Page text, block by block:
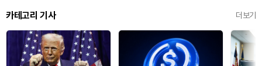
카테고리 기사 더보기